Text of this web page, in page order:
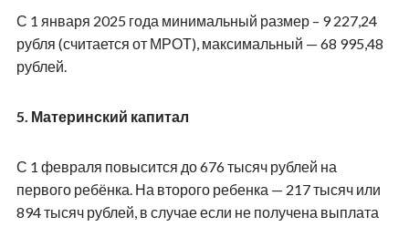
С 1 января 2025 года минимальный размер – 9 227,24
рубля (считается от МРОТ), максимальный — 68 995,48
рублей.
5. Материнский капитал
С 1 февраля повысится до 676 тысяч рублей на
первого ребёнка. На второго ребенка — 217 тысяч или
894 тысяч рублей, в случае если не получена выплата